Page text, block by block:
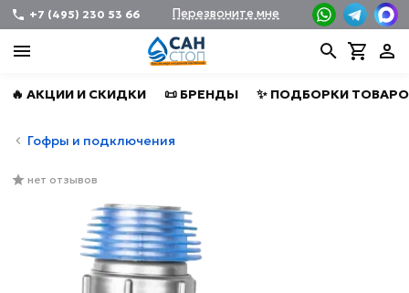
+7 (495) 230 53 66 Перезвоните мне
🔥 АКЦИИ И СКИДКИ 📜 БРЕНДЫ ✨ ПОДБОРКИ
Гофры и подключения
нет отзывов